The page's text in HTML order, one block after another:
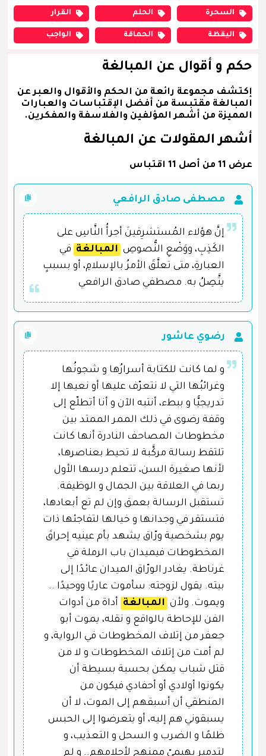
السحرة الحلم القرار
اليقظة الحماقة الواجب
حكم و أقوال عن المبالغة
إكتشف مجموعة رائعة من الحكم والأقوال والعبر عن
المبالغة مقتبسة من أفضل الإقتباسات والعبارات
المميزة من أشهر المؤلفين والفلاسفة والمفكرين.
أشهر المقولات عن المبالغة
عرض 11 من أصل 11 اقتباس
مصطفى صادق الرافعي
إنَّ هؤلاء المُستشرِقينَ أجرأُ النَّاسِ على
الكَذِبِ، ووَضْعِ النُّصوصِ المبالغة ِ في
العبارةِ، متى تعلَّقَ الأمرُ بالإسلامِ، أو بسببٍ
يتَّصِلُ به. مصطفي صادق الرافعي
رضوي عاشور
و لما كانت للكتابة أسرارُها و شجونُها
وغرائبُها التي لا نتعرّف عليها أو نعيها إلا
تدريجيًّا و ببطء، أنتبه الآن و أنا أتطلّع إلى
وقفة رضوى في ذلك الممر الممتد بين
مخطوطات المصاحف النادرة أنها كانت
تلتقط رسالة مركَّبة لا تحيط بعناصرها،
لأنها صغيرة السن، تتعلم درسها الأول
ربما في العلاقة بين الجمال و الوظيفة.
تستقبل الرسالة بعمق وإن لم تع أبعادها،
فتستقر في وجدانها و خيالها لتفاجئها ذات
يوم بشخصية ورّاق يشهد بأم عينيه إحراقَ
المخطوطات فيميدان باب الرملة في
غرناطة. يغادر الورّاق الميدان عائدًا إلى
بيته. يقول لزوجته: سأموت عاريًا ووحيدًا ..
ويموت. ولأن المبالغة
أداة من أدوات
الفن للإحاطة بالواقع و نقله، يموت أبو
جعفر من إتلاف المخطوطات في الرواية، و
لم أمت من إتلاف المخطوطات و لا من
قتل شباب يمكن بحسبة بسيطة أن
يكونوا أولادي أو أحفادي فيكون من
المنطقي أن أسبقهم إلى الموت، لا أن
يسبقوني هم إليه، أو يتعرضوا إلى الحبس
ظلمًا و الضرب و السحل و التعذيب، و
لتدمير بهيميّ ممنهج لأحلامهم.. و لم